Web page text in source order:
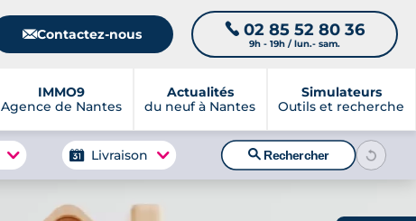
📧Contactez-nous 📞 02 85 52 80 36
9h - 19h / lun.- sam.
IMMO9
Agence de Nantes
Actualités
du neuf à Nantes
Simulateurs
Outils et recherche
Livraison 🔍Rechercher